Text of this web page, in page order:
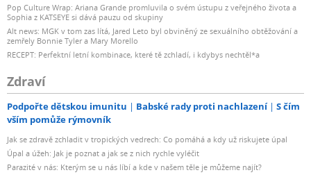
Pop Culture Wrap: Ariana Grande promluvila o svém ústupu z veřejného života a
Sophia z KATSEYE si dává pauzu od skupiny
Alt news: MGK v tom zas lítá, Jared Leto byl obviněný ze sexuálního obtěžování a
zemřely Bonnie Tyler a Mary Morello
RECEPT: Perfektní letní kombinace, které tě zchladí, i kdybys nechtěl*a
Zdraví
Podpořte dětskou imunitu Babské rady proti nachlazení
S čím
vším pomůže rýmovník
Jak se zdravě zchladit v tropických vedrech: Co pomáhá a kdy už riskujete úpal
Úpal a úžeh: Jak je poznat a jak se z nich rychle vyléčit
Parazité v nás: Kterým se u nás líbí a kde v našem těle je můžeme najít?